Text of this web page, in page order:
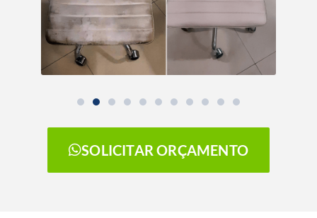
SOLICITAR ORÇAMENTO